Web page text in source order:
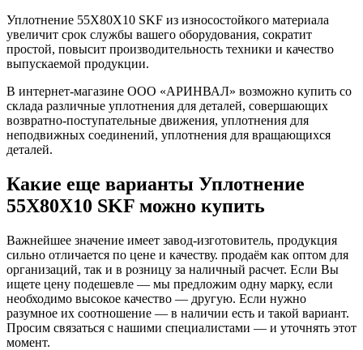
Уплотнение 55X80X10 SKF из износостойкого материала
увеличит срок службы вашего оборудования, сократит
простой, повысит производительность техники и качество
выпускаемой продукции.
В интернет-магазине ООО «АРИНВАЛ» возможно купить со
склада различные уплотнения для деталей, совершающих
возвратно-поступательные движения, уплотнения для
неподвижных соединений, уплотнения для вращающихся
деталей.
Какие еще варианты Уплотнение
55X80X10 SKF можно купить
Важнейшее значение имеет завод-изготовитель, продукция
сильно отличается по цене и качеству. продаём как оптом для
организаций, так и в розницу за наличный расчет. Если Вы
ищете цену подешевле — мы предложим одну марку, если
необходимо высокое качество — другую. Если нужно
разумное их соотношение — в наличии есть и такой вариант.
Просим связаться с нашими специалистами — и уточнять этот
момент.